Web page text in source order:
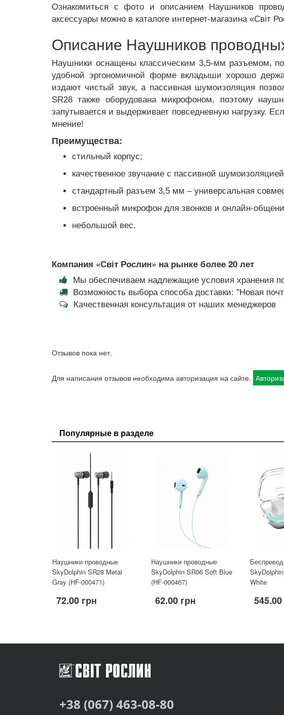
Ознакомиться с фото и описанием Наушников
аксессуары можно в каталоге интернет-магазина «Світ
Описание Наушников
Наушники оснащены классическим 3,5-мм разъемом,
удобной эргономичной форме вкладыши хорошо
издают чистый звук, а пассивная шумоизоляция
SR28 также оборудована микрофоном, поэтому
запутывается и выдерживает повседневную нагрузку.
мнение!
Преимущества:
стильный корпус;
качественное звучание с пассивной
стандартный разъем 3,5 мм – универсальная
встроенный микрофон для звонков и онлайн-
небольшой вес.
Компания «Світ Рослин» на рынке более 20 лет
Мы обеспечиваем надлежащие условия хранения
Возможность выбора способа доставки: "Новая
Качественная консультация от наших менеджеров
Отзывов пока нет.
Для написания отзывов необходима авторизация на сайте.
Популярные в разделе
Наушники проводные
SkyDolphin SR28 Metal
Gray (HF-000471)
72.00 грн
Наушники проводные
SkyDolphin SR06 Soft Blue
(HF-000467)
62.00 грн
White
+38 (067) 463-08-80